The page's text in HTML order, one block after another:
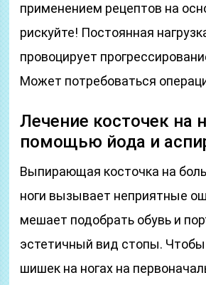
применением рецептов на
рискуйте! Постоянная
провоцирует
Может потребоваться
Лечение косточек на
помощью йода и
Выпирающая косточка на
ноги вызывает неприятные
мешает подобрать обувь и
эстетичный вид стопы. Чтобы
шишек на ногах на